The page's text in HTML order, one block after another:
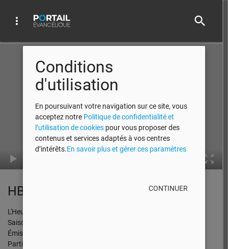
more_vert search
Video Player
HBN 2008 EP06 PART01
L'Heure de la Bonne Nouvelle
Saison 2008
Émission No.06
Partie 01
Conditions
d'utilisation
En poursuivant votre navigation sur ce site, vous
acceptez notre Politique de confidentialité et
l’utilisation de cookiespour vous proposer des
contenus et services adaptés à vos centres
d’intérêts.En savoir plus et gérer ces paramètres
CONTINUER